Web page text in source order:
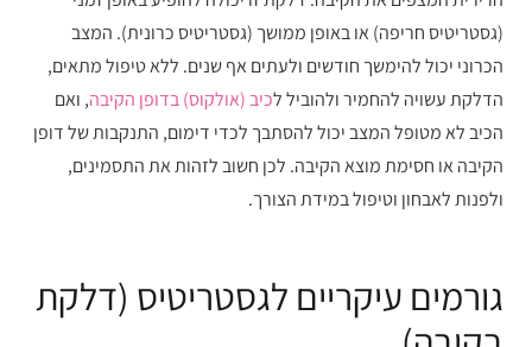
(גסטריטיס חריפה) או באופן ממושך (גסטריטיס כרונית). המצב
הכרוני יכול להימשך חודשים ולעתים אף שנים. ללא טיפול מתאים,
הדלקת עשויה להחמיר ולהוביל לכיב (אולקוס) בדופן הקיבה, ואם
הכיב לא מטופל המצב יכול להסתבך לכדי דימום, התנקבות של דופן
הקיבה או חסימת מוצא הקיבה. לכן חשוב לזהות את התסמינים,
ולפנות לאבחון וטיפול במידת הצורך.
גורמים עיקריים לגסטריטיס (דלקת